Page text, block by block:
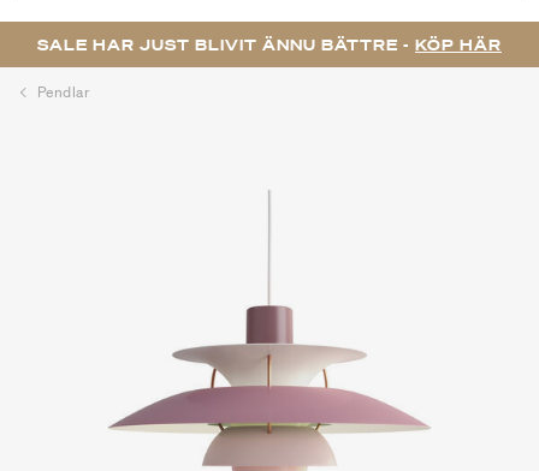
SALE HAR JUST BLIVIT ÄNNU BÄTTRE - KÖP HÄR
Pendlar